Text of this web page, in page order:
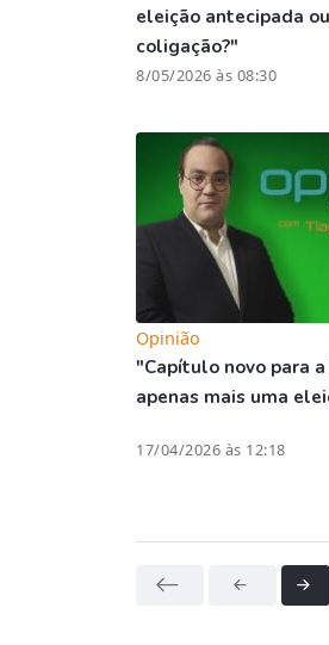
eleição antecipada
coligação?"
8/05/2026 às 08:30
Opinião
"Capítulo novo para a
apenas mais uma
17/04/2026 às 12:18